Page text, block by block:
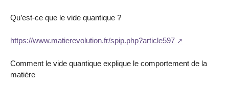
Qu’est-ce que le vide quantique ?
https://www.matierevolution.fr/spip.php?article597
Comment le vide quantique explique le comportement de la
matière